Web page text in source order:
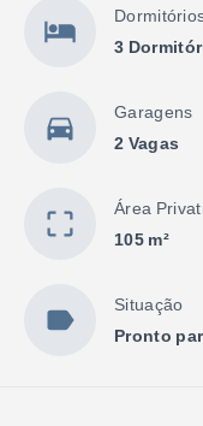
3
Garagens
2 Vagas
Área
105 m²
Situação
Pronto